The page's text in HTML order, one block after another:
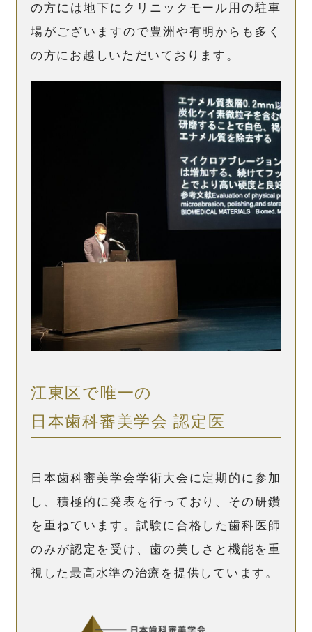
の方には地下にクリニックモール用の駐車
場がございますので豊洲や有明からも多く
の方にお越しいただいております。
江東区で唯一の
日本歯科審美学会 認定医
日本歯科審美学会学術大会に定期的に参加
し、積極的に発表を行っており、その研鑽
を重ねています。試験に合格した歯科医師
のみが認定を受け、歯の美しさと機能を重
視した最高水準の治療を提供しています。